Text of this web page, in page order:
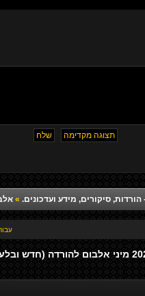
הורדות, סיקורים, מידע ועדכונים. »